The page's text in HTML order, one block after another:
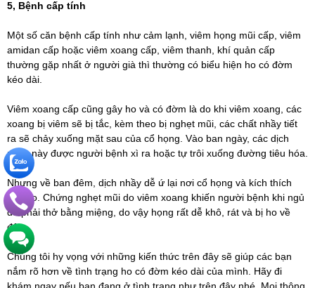
5, Bệnh cấp tính
Một số căn bệnh cấp tính như cảm lạnh, viêm họng mũi cấp, viêm
amidan cấp hoặc viêm xoang cấp, viêm thanh, khí quản cấp
thường gặp nhất ở người già thì thường có biểu hiện ho có đờm
kéo dài.
Viêm xoang cấp cũng gây ho và có đờm là do khi viêm xoang, các
xoang bị viêm sẽ bị tắc, kèm theo bị nghẹt mũi, các chất nhầy tiết
ra sẽ chảy xuống mặt sau của cổ họng. Vào ban ngày, các dịch
nhầy này được người bệnh xì ra hoặc tự trôi xuống đường tiêu hóa.
Nhưng về ban đêm, dịch nhầy dễ ứ lại nơi cổ họng và kích thích
gây ho. Chứng nghẹt mũi do viêm xoang khiến người bệnh khi ngủ
dễ phải thở bằng miệng, do vậy họng rất dễ khô, rát và bị ho về
đêm.
Chúng tôi hy vọng với những kiến thức trên đây sẽ giúp các bạn
nắm rõ hơn về tình trạng ho có đờm kéo dài của mình. Hãy đi